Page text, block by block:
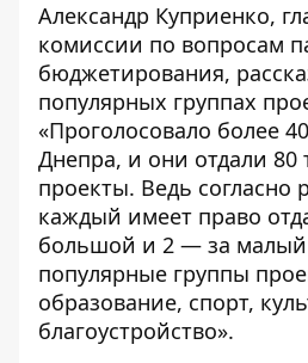
Александр Куприенко,
комиссии по вопросам
бюджетирования,
популярных группах
«Проголосовало более
Днепра, и они отдали 80
проекты. Ведь согласно
каждый имеет право
большой и 2 — за
популярные группы
образование, спорт,
благоустройство».